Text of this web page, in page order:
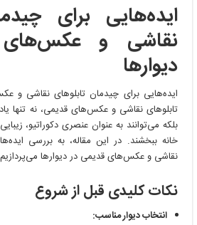
ایده‌هایی برای
نقاشی و
دیوارها
ایده‌هایی برای چیدمان تابلوهای نقاشی و
تابلوهای نقاشی و عکس‌های قدیمی، نه تنها
بلکه می‌توانند به عنوان عنصری دکوراتیو،
خانه ببخشند. در این مقاله، به بررسی
نقاشی و عکس‌های قدیمی در دیوارها
نکات کلیدی قبل از شروع
انتخاب دیوار مناسب: